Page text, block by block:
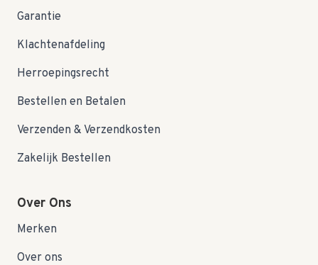
Garantie
Klachtenafdeling
Herroepingsrecht
Bestellen en Betalen
Verzenden & Verzendkosten
Zakelijk Bestellen
Over Ons
Merken
Over ons